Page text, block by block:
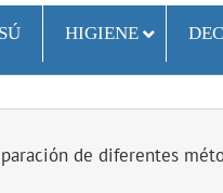
HIGIENE
de diferentes